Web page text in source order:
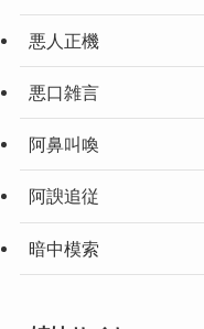
悪人正機
悪口雑言
阿鼻叫喚
阿諛追従
暗中模索